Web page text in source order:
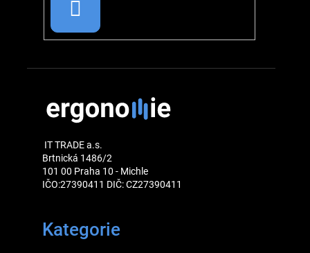
s
IT TRADE a.s.
Brtnická 1486/2
101 00 Praha 10 - Michle
IČO:27390411 DIČ: CZ27390411
Kategorie